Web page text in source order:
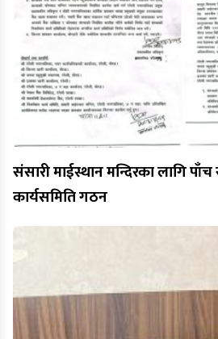
संसारी माईस्थान मन्दिरका लागि
कार्यसमिति गठन